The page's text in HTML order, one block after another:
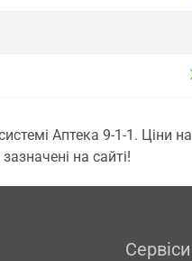
Аптека 9-1-1. Ціни на
на сайті!
Сервіси